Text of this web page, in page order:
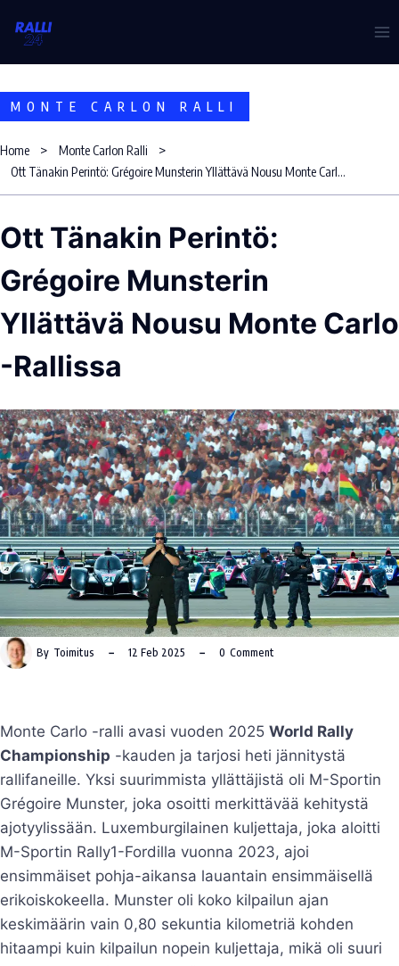
MONTE CARLON RALLI
Home
Monte Carlon Ralli
Ott Tänakin Perintö: Grégoire Munsterin Yllättävä Nousu Monte Carlo -Rallissa
Ott Tänakin Perintö:
Grégoire Munsterin
Yllättävä Nousu Monte Carlo
-Rallissa
By Toimitus 12 Feb 2025 0 Comment
Monte Carlo -ralli avasi vuoden 2025 World Rally
Championship -kauden ja tarjosi heti jännitystä
rallifaneille. Yksi suurimmista yllättäjistä oli M-Sportin
Grégoire Munster, joka osoitti merkittävää kehitystä
ajotyylissään. Luxemburgilainen kuljettaja, joka aloitti
M-Sportin Rally1-Fordilla vuonna 2023, ajoi
ensimmäiset pohja-aikansa lauantain ensimmäisellä
erikoiskokeella. Munster oli koko kilpailun ajan
keskimäärin vain 0,80 sekuntia kilometriä kohden
hitaampi kuin kilpailun nopein kuljettaja, mikä oli suuri